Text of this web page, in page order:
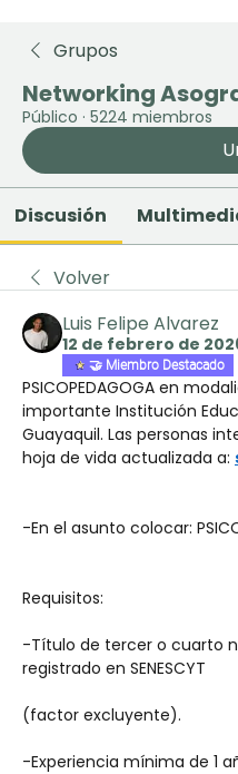
Grupos
Networking
Público · 5224 miembros
Discusión
Volver
Luis Felipe Alvarez
12 de febrero de
🤝 Miembro Destacado
PSICOPEDAGOGA en
importante Institución
Guayaquil. Las personas
hoja de vida actualizada a:
-En el asunto colocar:
Requisitos:
-Título de tercer o cuarto
registrado en SENESCYT
(factor excluyente).
-Experiencia mínima de 1